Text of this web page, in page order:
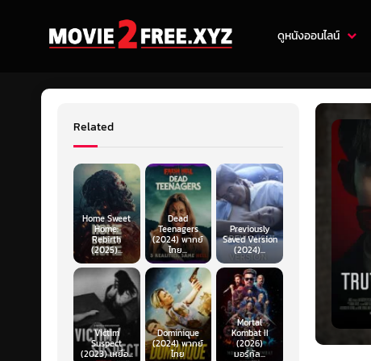
ดูหนังออนไลน์
Related
Home Sweet
Home:
Rebirth
(2025)...
Dead
Teenagers
(2024) พากย์
ไทย...
Previously
Saved Version
(2024)...
Victim
Suspect
(2023) เหยื่อ...
Dominique
(2024) พากย์
ไทย
Mortal
Kombat II
(2026)
มอร์ทัล...